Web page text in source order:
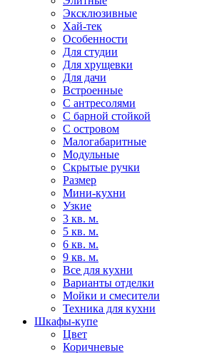
Эксклюзивные
Хай-тек
Особенности
Для студии
Для хрущевки
Для дачи
Встроенные
С антресолями
С барной стойкой
С островом
Малогабаритные
Модульные
Скрытые ручки
Размер
Мини-кухни
Узкие
3 кв. м.
5 кв. м.
6 кв. м.
9 кв. м.
Все для кухни
Варианты отделки
Мойки и смесители
Техника для кухни
Шкафы-купе
Цвет
Коричневые